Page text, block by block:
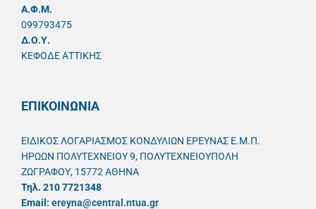
A.Φ.Μ.
099793475
Δ.Ο.Υ.
ΚΕΦΟΔΕ ΑΤΤΙΚΗΣ
ΕΠΙΚΟΙΝΩΝΙΑ
ΕΙΔΙΚΟΣ ΛΟΓΑΡΙΑΣΜΟΣ ΚΟΝΔΥΛΙΩΝ ΕΡΕΥΝΑΣ Ε.Μ.Π.
ΗΡΩΩΝ ΠΟΛΥΤΕΧΝΕΙΟΥ 9, ΠΟΛΥΤΕΧΝΕΙΟΥΠΟΛΗ
ΖΩΓΡΑΦΟΥ, 15772 ΑΘΗΝΑ
Τηλ. 210 7721348
Email: ereyna@central.ntua.gr